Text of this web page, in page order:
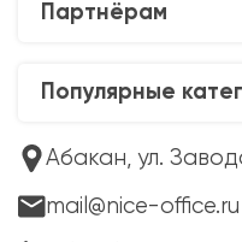
Партнёрам
Популярные
Абакан, ул.
mail@nice-office.ru